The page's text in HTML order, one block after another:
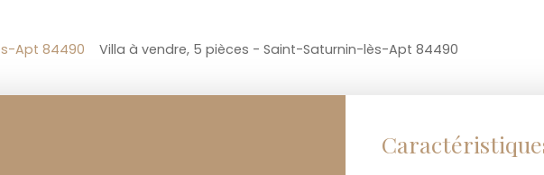
Apt 84490 Villa à vendre, 5 pièces - Saint-Saturnin-lès-Apt 84490